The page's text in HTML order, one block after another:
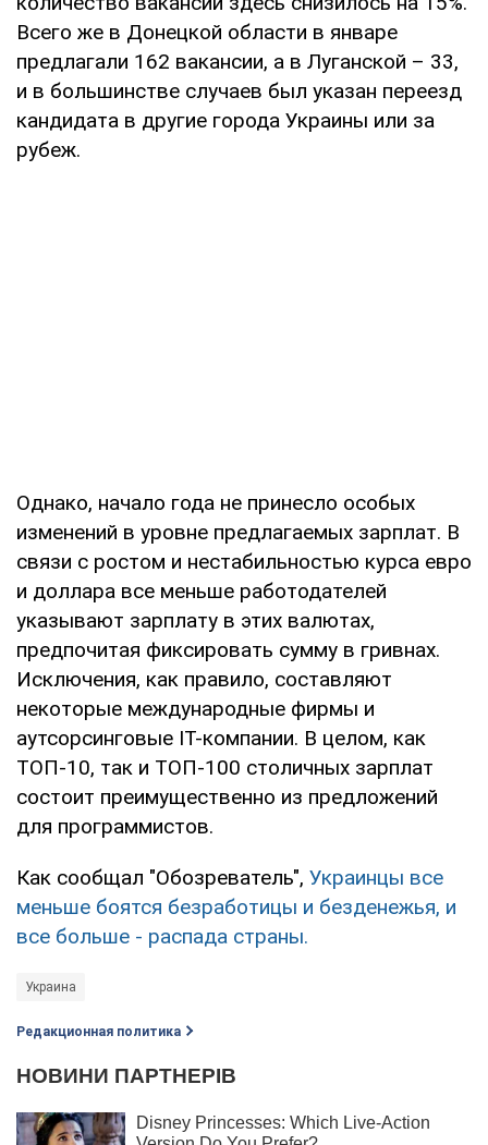
Всего же в Донецкой области в январе
предлагали 162 вакансии, а в Луганской – 33,
и в большинстве случаев был указан переезд
кандидата в другие города Украины или за
рубеж.
Однако, начало года не принесло особых
изменений в уровне предлагаемых зарплат. В
связи с ростом и нестабильностью курса евро
и доллара все меньше работодателей
указывают зарплату в этих валютах,
предпочитая фиксировать сумму в гривнах.
Исключения, как правило, составляют
некоторые международные фирмы и
аутсорсинговые IT-компании. В целом, как
ТОП-10, так и ТОП-100 столичных зарплат
состоит преимущественно из предложений
для программистов.
Как сообщал "Обозреватель", Украинцы все
меньше боятся безработицы и безденежья, и
все больше - распада страны.
Украина
Редакционная политика